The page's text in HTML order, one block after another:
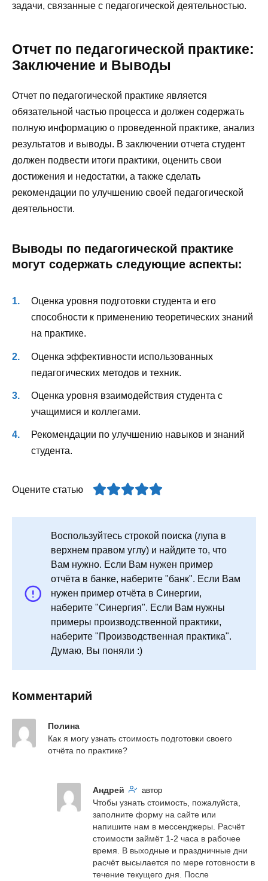
задачи, связанные с педагогической деятельностью.
Отчет по педагогической практике:
Заключение и Выводы
Отчет по педагогической практике является
обязательной частью процесса и должен содержать
полную информацию о проведенной практике, анализ
результатов и выводы. В заключении отчета студент
должен подвести итоги практики, оценить свои
достижения и недостатки, а также сделать
рекомендации по улучшению своей педагогической
деятельности.
Выводы по педагогической практике
могут содержать следующие аспекты:
Оценка уровня подготовки студента и его
способности к применению теоретических знаний
на практике.
Оценка эффективности использованных
педагогических методов и техник.
Оценка уровня взаимодействия студента с
учащимися и коллегами.
Рекомендации по улучшению навыков и знаний
студента.
Оцените статью
Воспользуйтесь строкой поиска (лупа в
верхнем правом углу) и найдите то, что
Вам нужно. Если Вам нужен пример
отчёта в банке, наберите "банк". Если Вам
нужен пример отчёта в Синергии,
наберите "Синергия". Если Вам нужны
примеры производственной практики,
наберите "Производственная практика".
Думаю, Вы поняли :)
Комментарий
Полина
Как я могу узнать стоимость подготовки своего
отчёта по практике?
Андрей автор
Чтобы узнать стоимость, пожалуйста,
заполните форму на сайте или
напишите нам в мессенджеры. Расчёт
стоимости займёт 1-2 часа в рабочее
время. В выходные и праздничные дни
расчёт высылается по мере готовности в
течение текущего дня. После